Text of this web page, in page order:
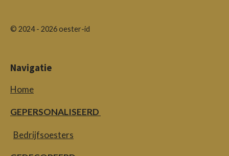
© 2024 - 2026 oester-id
Navigatie
Home
GEPERSONALISEERD
Bedrijfsoesters